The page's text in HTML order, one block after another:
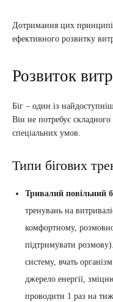
Дотримання цих
ефективного розвитку
Розвиток
Біг – один із
Він не потребує
спеціальних умов.
Типи бігових
Тривалий повільний
тренувань на
комфортному,
підтримувати
систему, вчать
джерело енергії,
проводити 1 раз на